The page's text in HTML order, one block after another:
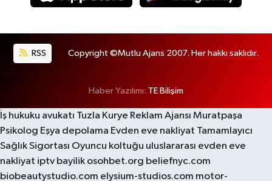
RSS Copyright ©Mutlu Ajans 2007. Her hakkı saklıdır.
Haber Yazılımı: TE Bilişim
İş hukuku avukatı Tuzla Kurye Reklam Ajansı Muratpaşa
Psikolog Eşya depolama Evden eve nakliyat Tamamlayıcı
Sağlık Sigortası Oyuncu koltuğu uluslararası evden eve
nakliyat iptv bayilik osohbet.org beliefnyc.com
biobeautystudio.com elysium-studios.com motor-